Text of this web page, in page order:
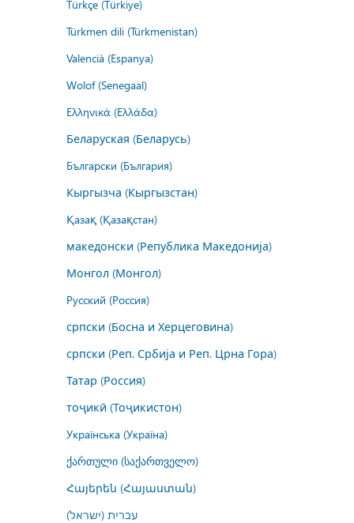
Türkçe (Türkiye)
Türkmen dili (Türkmenistan)
Valencià (Espanya)
Wolof (Senegaal)
Ελληνικά (Ελλάδα)
Беларуская (Беларусь)
Български (България)
Кыргызча (Кыргызстан)
Қазақ (Қазақстан)
македонски (Република Македонија)
Монгол (Монгол)
Русский (Россия)
српски (Босна и Херцеговина)
српски (Реп. Србија и Реп. Црна Гора)
Татар (Россия)
тоҷикӣ (Тоҷикистон)
Українська (Україна)
ქართული (საქართველო)
Հայերեն (Հայաստան)
עברית (ישראל)